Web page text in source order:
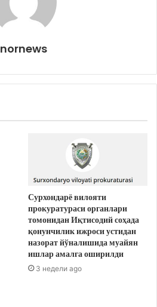
nornews
Сурхондарё вилояти
прокуратураси органлари
томонидан Иқтисодий соҳада
қонунчилик ижроси устидан
назорат йўналишида муайян
ишлар амалга оширилди
3 недели ago